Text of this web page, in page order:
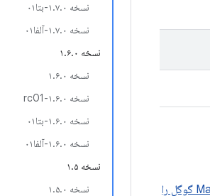
نسخه ۱.۷.۰-بتا۰۱
نسخه ۱.۷.۰-آلفا۰۱
نسخه ۱.۶.۰
نسخه ۱.۶.۰
نسخه ۱.۶.۰-rc01
نسخه ۱.۶.۰-بتا۰۱
نسخه ۱.۶.۰-آلفا۰۱
نسخه ۱.۵
نسخه ۱.۵.۰